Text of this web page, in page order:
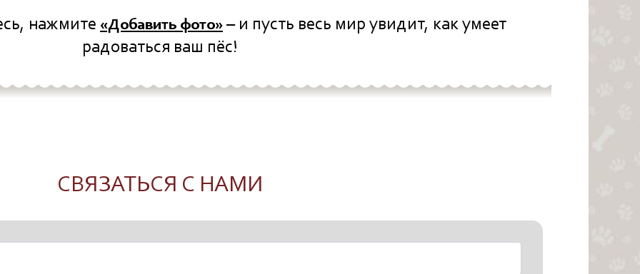
нажмите «Добавить фото» – и пусть весь мир увидит, как умеет
радоваться ваш пёс!
СВЯЗАТЬСЯ С НАМИ